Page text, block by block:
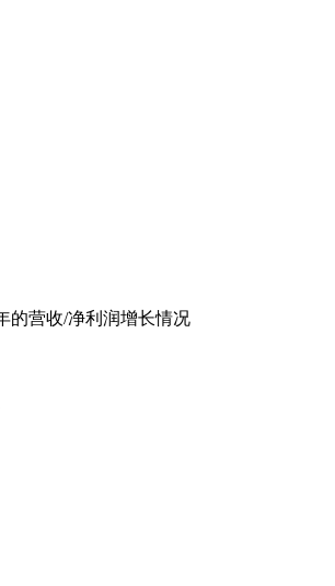
的营收/净利润增长情况